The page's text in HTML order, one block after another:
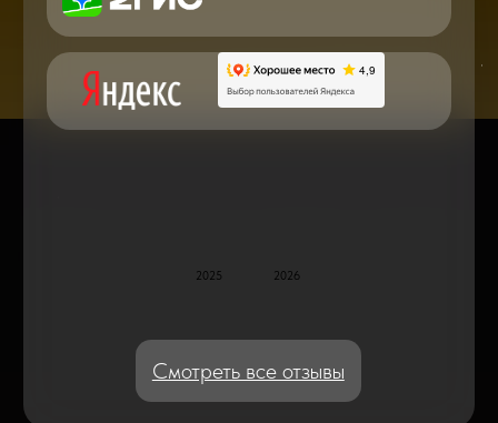
Блог статей - важное,
полезное, новое